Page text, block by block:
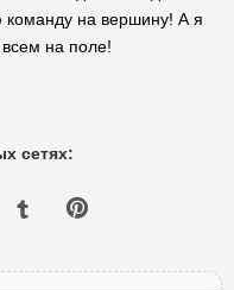
команду на вершину! А я
всем на поле!
сетях: